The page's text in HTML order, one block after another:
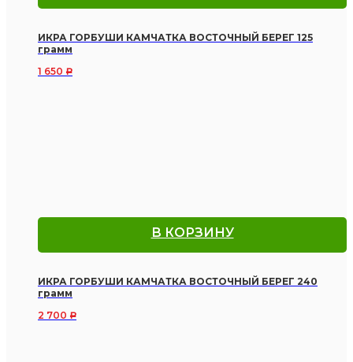
ИКРА ГОРБУШИ КАМЧАТКА ВОСТОЧНЫЙ БЕРЕГ 125
грамм
1 650
Р
В КОРЗИНУ
ИКРА ГОРБУШИ КАМЧАТКА ВОСТОЧНЫЙ БЕРЕГ 240
грамм
2 700
Р